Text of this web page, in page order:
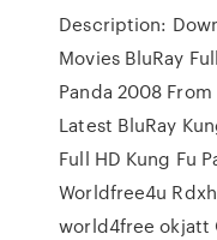
Description:
Movies BluRay
Panda 2008
Latest BluRay
Full HD Kung Fu
Worldfree4u
world4free okjatt